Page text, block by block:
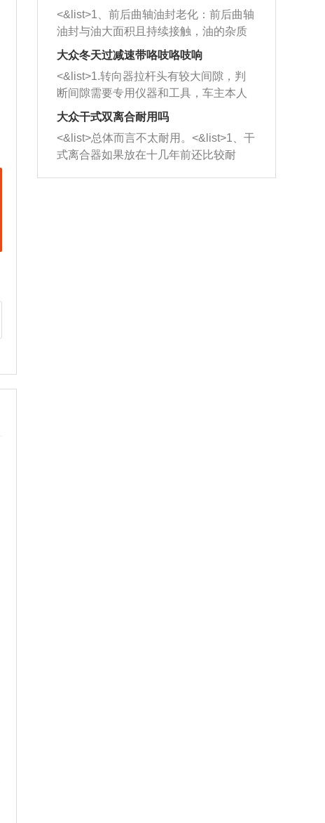
西取出来。但如果是因为积碳过多引起
的堵塞，就需要将三元催化器泡在草酸
洗剂对堵塞的情况得到解决，将清洗剂
放在燃油箱中，与燃油混合后，车辆启
动时，就可以和汽油一起进入到燃烧
室，最后形成废气排出，就可以让三元
催化器得到清洗，排气管堵塞的情况就
能够得到解决。
一圈半的练习，往右同样也要打相同的
圈数。 <&list>3、最后强调要反复练
习，这样就可以形成肌肉记忆，在真实
驾驶车辆时，不需要记忆也能打好方
向。
<&list>1、前后曲轴油封老化：前后曲轴
油封与油大面积且持续接触，油的杂质
和发动机内持续温度变化使其密封效果
逐渐减弱，导致渗油或漏油。<&list>2、
活塞间隙过大：积碳会使活塞环与缸体
的间隙扩大，导致机油流入燃烧室中，
造成烧机油。<&list>3、机油粘度。使用
机油粘度过小的话，同样会有烧机油现
象，机油粘度过小具有很好的流动性，
大众冬天过减速带咯吱咯吱响
<&list>1.转向器拉杆头有较大间隙，判
断间隙需要专用仪器和工具，车主本人
无法制作，需要将车辆送到修理厂或4s
店；<&list>2.车辆半轴套管防尘罩破
裂，破裂后会出现漏油现象，使半轴磨
损严重，磨损的半轴容易损坏，产生异
响；<&list>3.稳定器的转向胶套和球头
大众干式双离合耐用吗
<&list>总体而言不太耐用。<&list>1、干
式离合器如果放在十几年前还比较耐